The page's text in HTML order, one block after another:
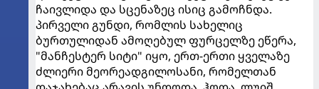
ჩაივლიდა და სცენაზეც ისიც გამოჩნდა.
პირველი გუნდი, რომლის სახელიც
ბურთულიდან ამოღებულ ფურცელზე ეწერა,
"მანჩესტერ სიტი" იყო, ერთ-ერთი ყველაზე
ძლიერი მეორეადგილოსანი, რომელთან